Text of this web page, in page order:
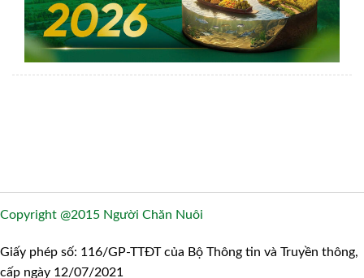
Copyright @2015 Người Chăn Nuôi
Giấy phép số: 116/GP-TTĐT của Bộ Thông tin và Truyền thông,
cấp ngày 12/07/2021